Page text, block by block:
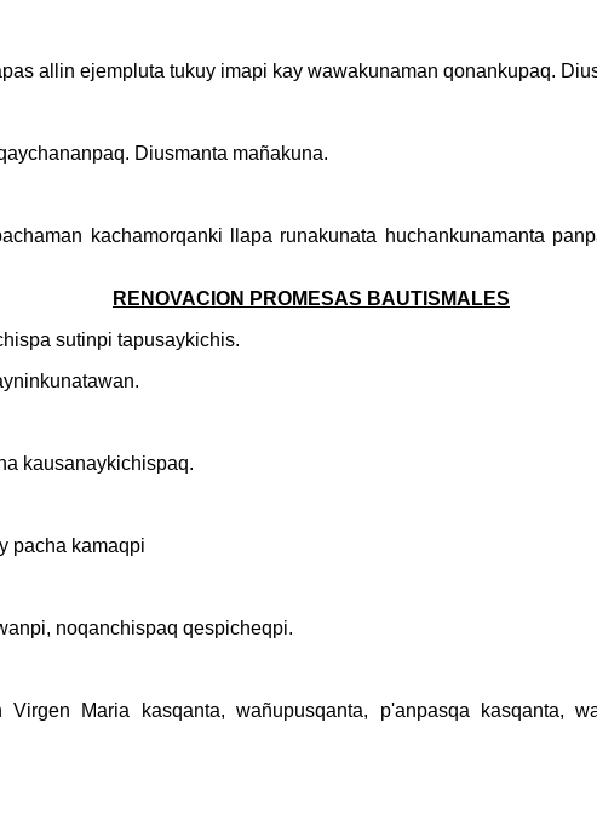
allin ejempluta tukuy imapi kay wawakunaman qonankupaq.
Diusmanta mañakuna.
kachamorqanki llapa runakunata huchankunamanta
RENOVACION PROMESAS BAUTISMALES
sutinpi tapusaykichis.
kausanaykichispaq.
pacha kamaqpi
noqanchispaq qespicheqpi.
Maria kasqanta, wañupusqanta, p'anpasqa kasqanta,